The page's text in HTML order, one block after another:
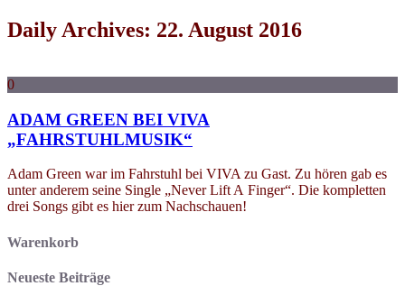
Daily Archives: 22. August 2016
0
ADAM GREEN BEI VIVA
„FAHRSTUHLMUSIK“
Adam Green war im Fahrstuhl bei VIVA zu Gast. Zu hören gab es
unter anderem seine Single „Never Lift A Finger“. Die kompletten
drei Songs gibt es hier zum Nachschauen!
Warenkorb
Neueste Beiträge